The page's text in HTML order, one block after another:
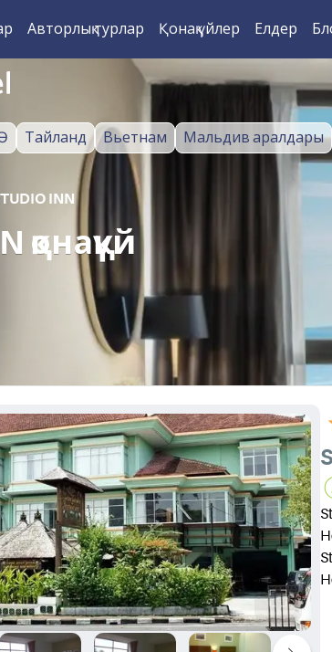
Авторлық турлар Қонақ үйлер Елдер
Тайланд Вьетнам Мальдив аралдары
INN
қонақүй